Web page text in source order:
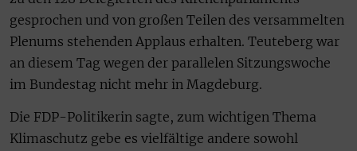
gesprochen und von großen Teilen des versammelten
Plenums stehenden Applaus erhalten. Teuteberg war
an diesem Tag wegen der parallelen Sitzungswoche
im Bundestag nicht mehr in Magdeburg.
Die FDP-Politikerin sagte, zum wichtigen Thema
Klimaschutz gebe es vielfältige andere sowohl